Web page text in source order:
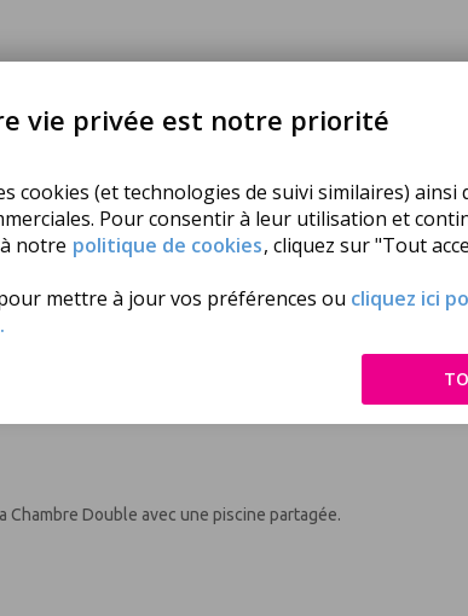
vie privée est notre priorité
cookies (et technologies de suivi similaires) ainsi
Pour consentir à leur utilisation et
notre politique de cookies, cliquez sur "Tout
mettre à jour vos préférences ou cliquez ici
Double.
Chambre Double avec une piscine partagée.